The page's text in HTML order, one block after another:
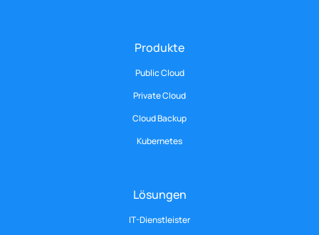
Produkte
Public Cloud
Private Cloud
Cloud Backup
Kubernetes
Lösungen
IT-Dienstleister